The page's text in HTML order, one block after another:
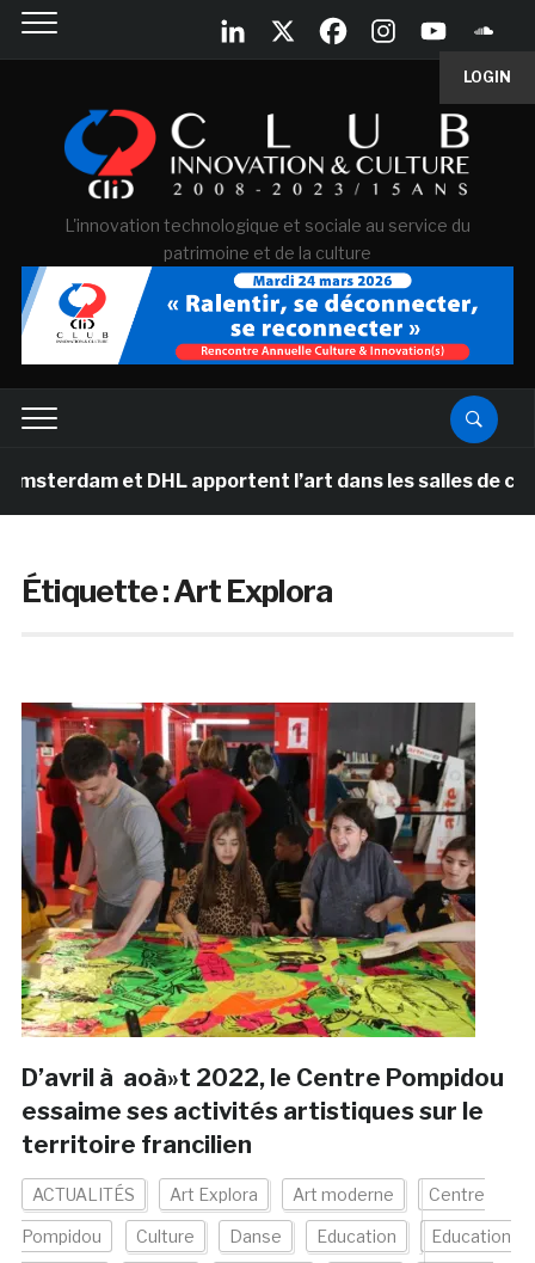
LOGIN
L'innovation technologique et sociale au service du
patrimoine et de la culture
et DHL apportent l’art dans les salles de classe des
Étiquette :Art Explora
D’avril à aoà»t 2022, le Centre Pompidou
essaime ses activités artistiques sur le
territoire francilien
ACTUALITÉS Art Explora Art moderne Centre
Pompidou Culture Danse Education Education